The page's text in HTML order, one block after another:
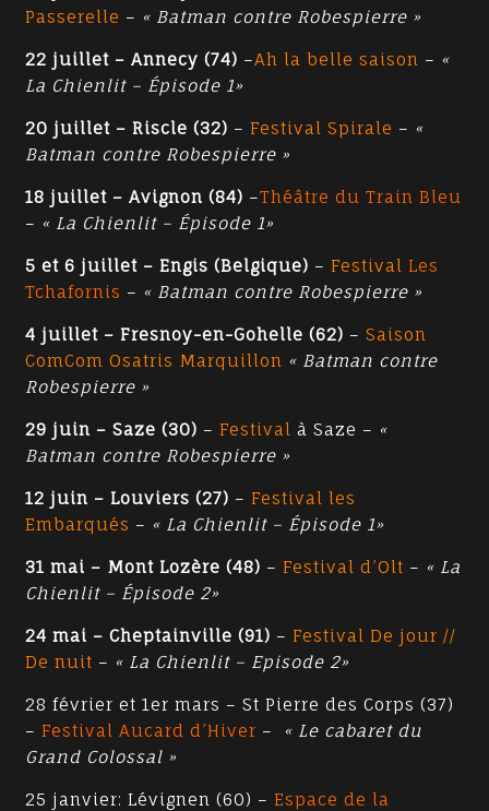
Passerelle – « Batman contre Robespierre »
22 juillet – Annecy (74) –Ah la belle saison – «
La Chienlit – Épisode 1»
20 juillet – Riscle (32) – Festival Spirale – «
Batman contre Robespierre »
18 juillet – Avignon (84) –Théâtre du Train Bleu
– « La Chienlit – Épisode 1»
5 et 6 juillet – Engis (Belgique) – Festival Les
Tchafornis – « Batman contre Robespierre »
4 juillet – Fresnoy-en-Gohelle (62) –Saison
ComCom Osatris Marquillon « Batman contre
Robespierre »
29 juin – Saze (30) – Festivalà Saze – «
Batman contre Robespierre »
12 juin – Louviers (27) – Festival les
Embarqués – « La Chienlit – Épisode 1»
31 mai – Mont Lozère (48) – Festival d’Olt – « La
Chienlit – Épisode 2»
24 mai – Cheptainville (91) – Festival De jour //
De nuit – « La Chienlit – Episode 2»
28 février et 1er mars – St Pierre des Corps (37)
– Festival Aucard d’Hiver – « Le cabaret du
Grand Colossal »
25 janvier: Lévignen (60) – Espace de la